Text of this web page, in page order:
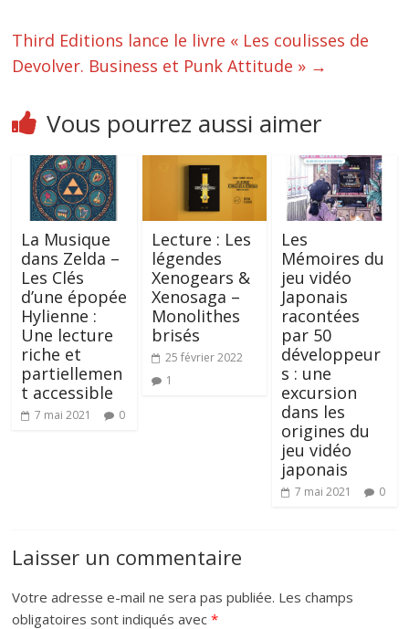
Third Editions lance le livre « Les coulisses de
Devolver. Business et Punk Attitude » →
Vous pourrez aussi aimer
La Musique
dans Zelda –
Les Clés
d’une épopée
Hylienne :
Une lecture
riche et
partiellemen
t accessible
7 mai 2021 0
Lecture : Les
légendes
Xenogears &
Xenosaga –
Monolithes
brisés
25 février 2022
1
Les
Mémoires du
jeu vidéo
Japonais
racontées
par 50
développeur
s : une
excursion
dans les
origines du
jeu vidéo
japonais
7 mai 2021 0
Laisser un commentaire
Votre adresse e-mail ne sera pas publiée. Les champs
obligatoires sont indiqués avec*